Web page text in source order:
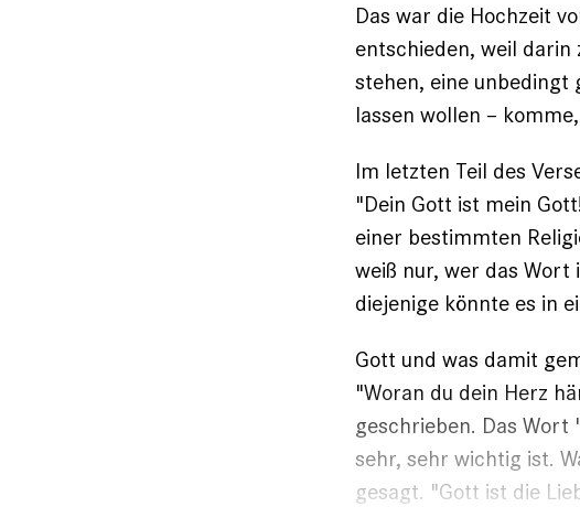
Das war die Hochzeit
entschieden, weil
stehen, ­eine unbedingt
lassen wollen –
Im letzten Teil des
"Dein Gott ist mein
einer bestimmten
weiß nur, wer das
diejenige könnte es in
Gott und was damit
"Woran du dein Herz
geschrieben. Das
sehr, sehr ­wichtig ist.
gesagt. "Gott ist die